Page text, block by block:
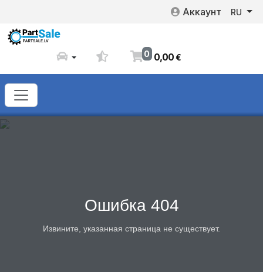
Аккаунт RU
0 0,00€
Ошибка 404
Извините, указанная страница не существует.